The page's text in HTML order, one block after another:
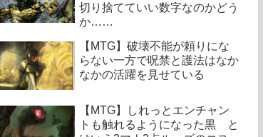
切り捨てていい数字なのかどう
か……
【MTG】破壊不能が頼りにな
らない一方で呪禁と護法はなか
なかの活躍を見せている
【MTG】しれっとエンチャン
トも触れるようになった黒 と